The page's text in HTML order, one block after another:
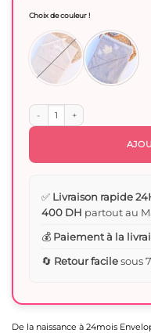
était :
220 Dhs.
De la naissance à 24mois
Choix de couleur !
quantité de Serviette Cape de
✅ Livraison rapide
400 DH partout au
💰 Paiement à la
🔄 Retour facilesous